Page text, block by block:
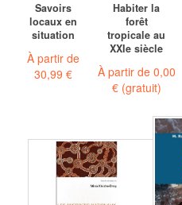
Savoirs
locaux en
situation
À partir de
30,99 €
Habiter la
forêt
tropicale au
XXIe siècle
À partir de 0,00
€ (gratuit)